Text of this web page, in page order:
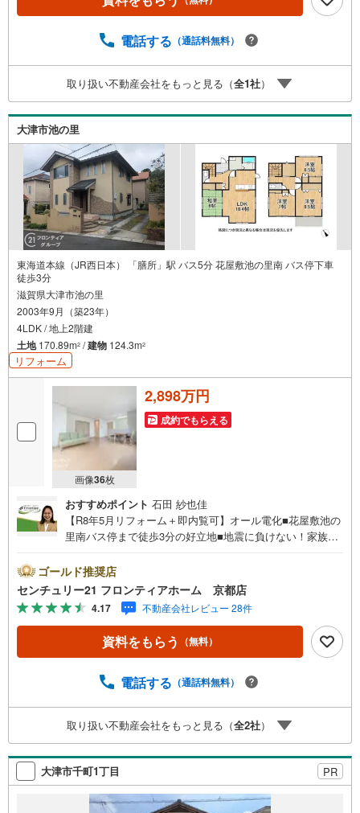
も対応できる売却専門チームあり！3.たくさんの銀行と繋
物件のお引渡し後に必要になったお家のリフォームも弊社
ぎ、有事の際に迅速にサポートいたします弊社は専門家同
士が連携をとっているため、より多くの知見がございま
す。お気軽にお問合せください！
電話する （通話料無料）
取り扱い不動産会社をもっと見る（全1社）
大津市池の里
東海道本線（JR西日本） 「膳所」駅 バス5分 花屋敷池の里南 バス停下車
徒歩3分
滋賀県大津市池の里
2003年9月（築23年）
4LDK / 地上2階建
土地170.89m2 /建物 124.3m2
リフォーム
画像36枚
2,898万円
成約でもらえる
おすすめポイント 石田 紗也佳
【R8年5月リフォーム＋即内覧可】オール電化■花屋敷池の
里南バス停まで徒歩3分の好立地■地震に負けない！家族の
カースペースあり リフォーム内容【2026年5月】・システ
ムキッチン新調・全居室クロス貼替【2022年12月】・浴
室・洗面台・トイレ 立地・平野小学校まで徒歩約26分・打
出中学校まで徒歩約16分 弊社が選ばれる理由 1.お金の扱い
方のプロ、ファイナンシャルプランナーが資金計画をサポ
ート！2.買い替えなどにも対応できる売却専門チームあ
なるように審査が可能！4.物件のお引渡し後に必要になっ
案！5.定期的にご連絡を繋ぎ、有事の際に迅速にサポート
いたします弊社は専門家同士が連携をとっているため、よ
り多くの知見がございます。お気軽にお問合せください！
ゴールド推奨店
センチュリー21 フロンティアホーム 京都店
4.17 不動産会社レビュー 28件
資料をもらう （無料）
電話する （通話料無料）
取り扱い不動産会社をもっと見る（全2社）
大津市千町1丁目 PR